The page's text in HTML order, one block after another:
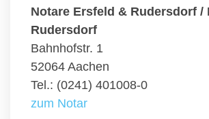
Notare Ersfeld & Rudersdorf /
Rudersdorf
Bahnhofstr. 1
52064 Aachen
Tel.: (0241) 401008-0
zum Notar